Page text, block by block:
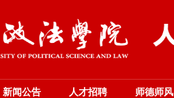
新闻公告 人才招聘 师德师风